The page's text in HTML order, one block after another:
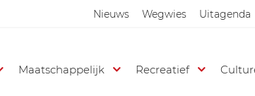
Nieuws Wegwies Uitagenda
Maatschappelijk Recreatief